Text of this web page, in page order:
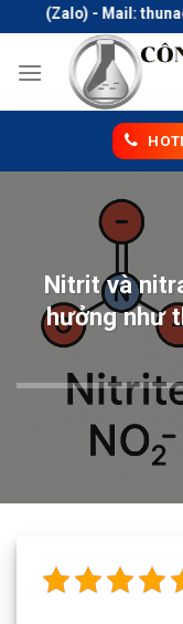
to
content
(Zalo) - Mail:
Nitrit và
hưởng như